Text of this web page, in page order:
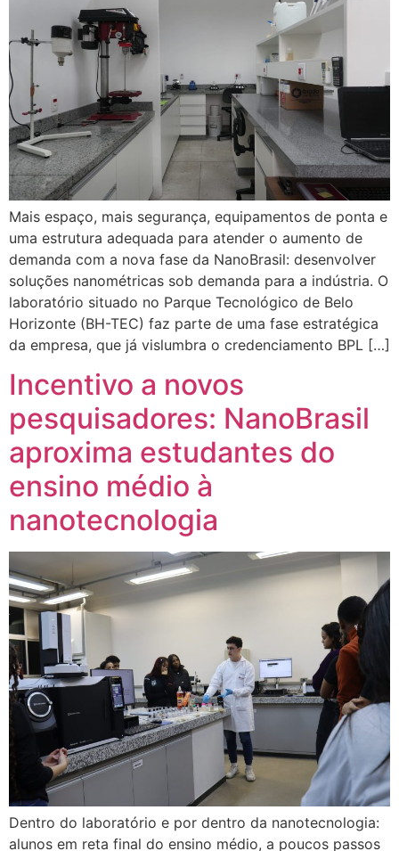
Mais espaço, mais segurança, equipamentos de ponta e
uma estrutura adequada para atender o aumento de
demanda com a nova fase da NanoBrasil: desenvolver
soluções nanométricas sob demanda para a indústria. O
laboratório situado no Parque Tecnológico de Belo
Horizonte (BH-TEC) faz parte de uma fase estratégica
da empresa, que já vislumbra o credenciamento BPL […]
Incentivo a novos
pesquisadores: NanoBrasil
aproxima estudantes do
ensino médio à
nanotecnologia
Dentro do laboratório e por dentro da nanotecnologia:
alunos em reta final do ensino médio, a poucos passos